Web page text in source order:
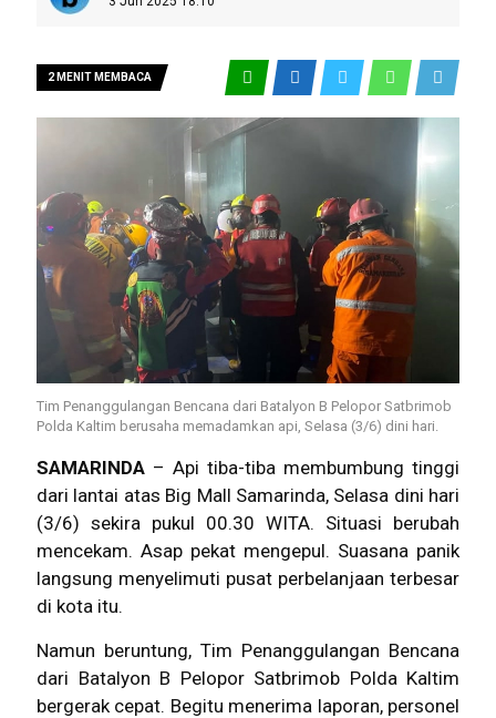
2 MENIT MEMBACA
Tim Penanggulangan Bencana dari Batalyon B Pelopor Satbrimob
Polda Kaltim berusaha memadamkan api, Selasa (3/6) dini hari.
SAMARINDA – Api tiba-tiba membumbung tinggi
dari lantai atas Big Mall Samarinda, Selasa dini hari
(3/6) sekira pukul 00.30 WITA. Situasi berubah
mencekam. Asap pekat mengepul. Suasana panik
langsung menyelimuti pusat perbelanjaan terbesar
di kota itu.
Namun beruntung, Tim Penanggulangan Bencana
dari Batalyon B Pelopor Satbrimob Polda Kaltim
bergerak cepat. Begitu menerima laporan, personel